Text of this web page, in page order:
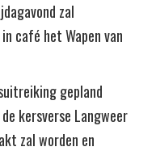
zal
café het Wapen van
gepland
kersverse Langweer
zal worden en